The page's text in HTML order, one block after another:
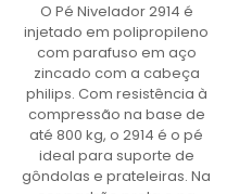
O Pé Nivelador 2914 é
injetado em polipropileno
com parafuso em aço
zincado com a cabeça
philips. Com resistência à
compressão na base de
até 800 kg, o 2914 é o pé
ideal para suporte de
gôndolas e prateleiras. Na